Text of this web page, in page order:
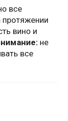
все
вино и
не
все